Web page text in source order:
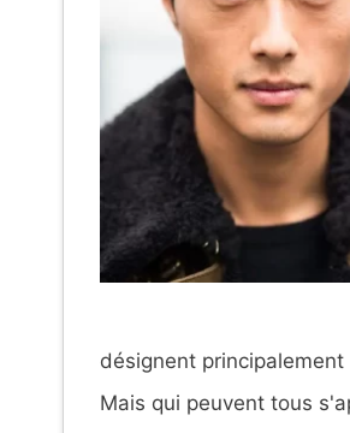
désignent principalement
Mais qui peuvent tous